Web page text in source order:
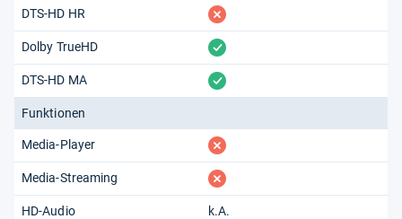
DTS-HD HR fehlt
Dolby TrueHD vorhanden
DTS-HD MA vorhanden
Funktionen
Media-Player fehlt
Media-Streaming fehlt
HD-Audio k.A.